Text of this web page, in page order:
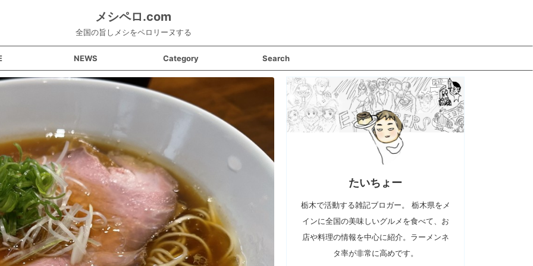
メシペロ.com
全国の旨しメシをペロリーヌする
NEWS Category Search
たいちょー
栃木で活動する雑記ブロガー。 栃木県をメ
インに全国の美味しいグルメを食べて、お
店や料理の情報を中心に紹介。ラーメンネ
タ率が非常に高めです。